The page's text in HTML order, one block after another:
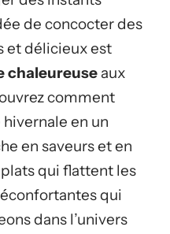
de concocter des
et délicieux est
chaleureuse aux
comment
en un
en saveurs et en
qui flattent les
qui
dans l’univers